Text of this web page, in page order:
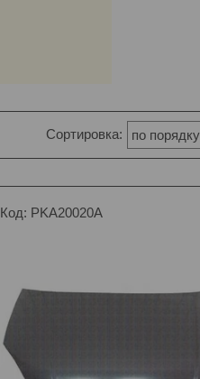
PKA20020A